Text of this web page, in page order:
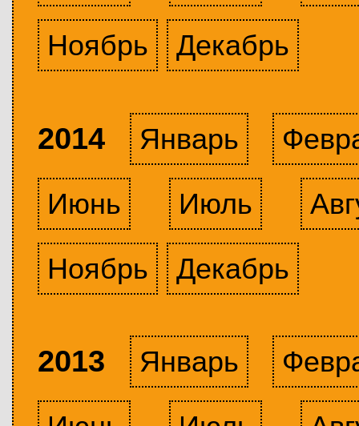
Ноябрь
Декабрь
2014 Январь
Июнь
Июль
Ноябрь
Декабрь
2013 Январь